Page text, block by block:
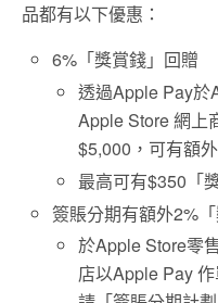
品都有以下優惠：
6%「獎賞錢」回贈
透過Apple Pay於
Apple Store 網上
$5,000，可有額
最高可有$350「
簽賬分期有額外2%
於Apple Store零
店以Apple Pay